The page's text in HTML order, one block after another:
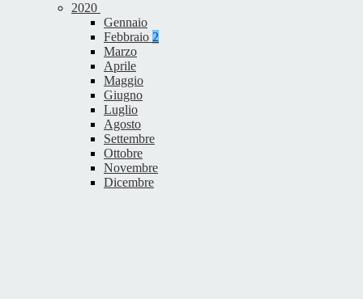
2020
Gennaio
Febbraio 2
Marzo
Aprile
Maggio
Giugno
Luglio
Agosto
Settembre
Ottobre
Novembre
Dicembre